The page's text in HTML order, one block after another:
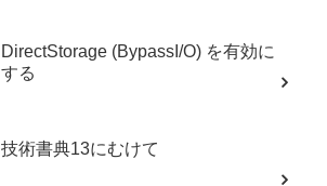
DirectStorage (BypassI/O) を有効に
する
技術書典13にむけて